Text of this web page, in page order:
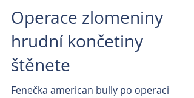
Operace zlomeniny
hrudní končetiny
štěnete
Fenečka american bully po operaci